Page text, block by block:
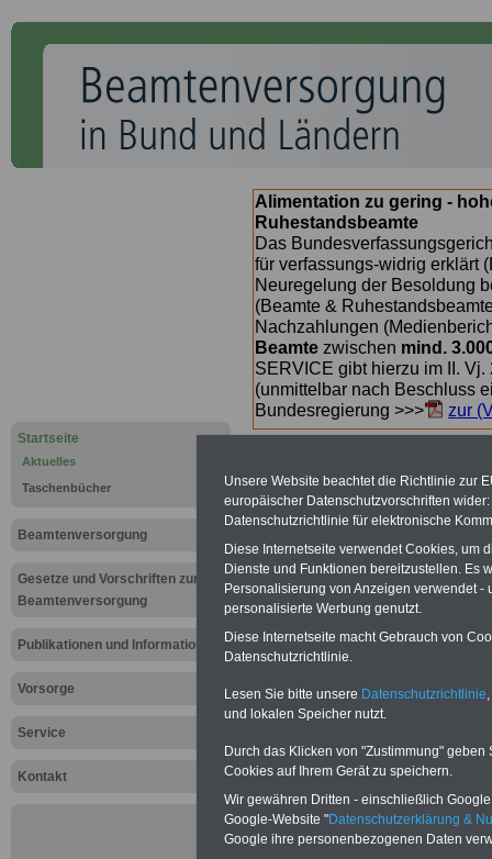
Startseite
Aktuelles
Taschenbücher
Beamtenversorgung
Gesetze und Vorschriften zur
Beamtenversorgung
Publikationen und Informationen
Vorsorge
Service
Kontakt
Alimentation zu gering -
Ruhestandsbeamte
Das
für verfassungs-widrig erklärt
Neuregelung der Besoldung
(Beamte &
Nachzahlungen
Beamte zwischen mind.
SERVICE gibt hierzu im II.
(unmittelbar nach Beschluss
Bundesregierung >>>
zur
Aktuelles
zu
Heesen:
20.07.2011
Neuauflage: Mai 2025 >>>hier
Ratgeber für 7,50 Euro
Unsere Website beachtet die Richtlinie zur
europäischer Datenschutzvorschriften
Datenschutzrichtlinie für elektronische
Diese Internetseite verwendet Cookies, um
Dienste und Funktionen bereitzustellen. Es
Personalisierung von Anzeigen verwendet
personalisierte Werbung genutzt.
Diese Internetseite macht Gebrauch von
Datenschutzrichtlinie.
Lesen Sie bitte unsere Datenschutzrichtlinie
und lokalen Speicher nutzt.
Durch das Klicken von "Zustimmung"
Cookies auf Ihrem Gerät zu speichern.
Wir gewähren Dritten - einschließlich
Google-Website "Datenschutzerklärung &
Google ihre personenbezogenen Daten